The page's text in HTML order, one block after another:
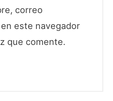
correo
este navegador
que comente.